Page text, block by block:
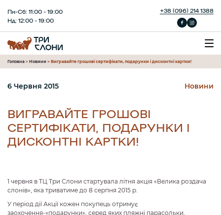
Пн-Сб: 11:00 - 19:00
Нд: 12:00 - 19:00
+38 (096) 214 1388
Головна > Новини > Вигравайте грошові сертифікати, подарунки і дисконтні картки!
ВИГРАВАЙТЕ ГРОШОВІ
СЕРТИФІКАТИ, ПОДАРУНКИ І
ДИСКОНТНІ КАРТКИ!
6 Червня 2015 Новини
1 червня в ТЦ Три Слони стартувала літня акція «Велика роздача
слонів», яка триватиме до 8 серпня 2015 р.
У період дії Акції кожен покупець отримує
заохочення-«подарунки», серед яких пляжні парасольки,